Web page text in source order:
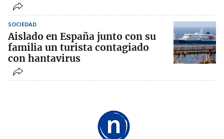
SOCIEDAD
Aislado en España junto con su
familia un turista contagiado
con hantavirus